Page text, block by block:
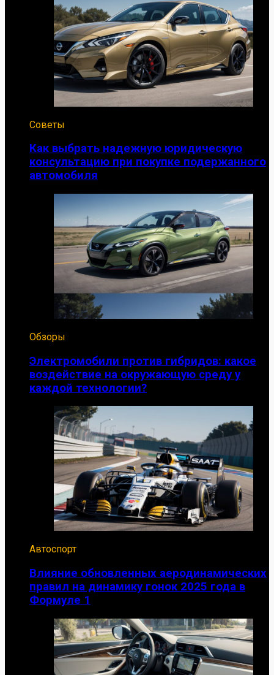
Советы
Как выбрать надежную юридическую
консультацию при покупке подержанного
автомобиля
Обзоры
Электромобили против гибридов: какое
воздействие на окружающую среду у
каждой технологии?
Автоспорт
Влияние обновленных аеродинамических
правил на динамику гонок 2025 года в
Формуле 1